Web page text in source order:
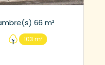
Maison 6 pièce(s) 2 chambre(s) 66 m²
103 m²